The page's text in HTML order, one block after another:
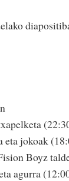
jokoak
Boyz
agurra